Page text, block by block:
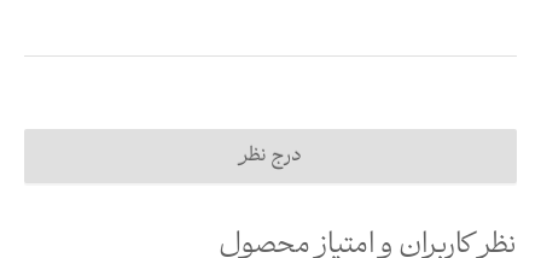
نظر کاربران و امتیاز محصول
درج نظر